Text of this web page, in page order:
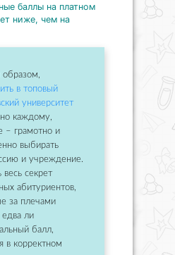
баллы на платном
ниже, чем на
образом,
в топовый
университет
каждому,
– грамотно и
выбирать
и учреждение.
весь секрет
абитуриентов,
за плечами
ли
балл,
в корректном